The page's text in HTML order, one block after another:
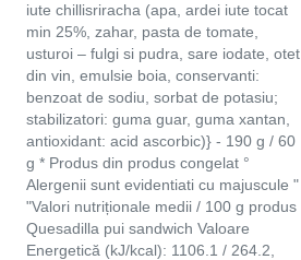
iute chillisriracha (apa, ardei iute tocat
min 25%, zahar, pasta de tomate,
usturoi – fulgi si pudra, sare iodate, otet
din vin, emulsie boia, conservanti:
benzoat de sodiu, sorbat de potasiu;
stabilizatori: guma guar, guma xantan,
antioxidant: acid ascorbic)} - 190 g / 60
g * Produs din produs congelat °
Alergenii sunt evidentiati cu majuscule "
"Valori nutriționale medii / 100 g produs
Quesadilla pui sandwich Valoare
Energetică (kJ/kcal): 1106.1 / 264.2,